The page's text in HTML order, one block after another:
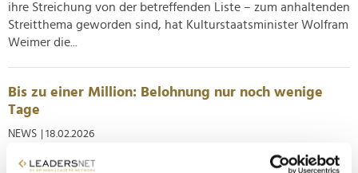
ihre Streichung von der betreffenden Liste – zum anhaltenden
Streitthema geworden sind, hat Kulturstaatsminister Wolfram
Weimer die...
Bis zu einer Million: Belohnung nur noch wenige
Tage
NEWS | 18.02.2026
Nach dem großflächigen Stromausfall in Berlin im frühen